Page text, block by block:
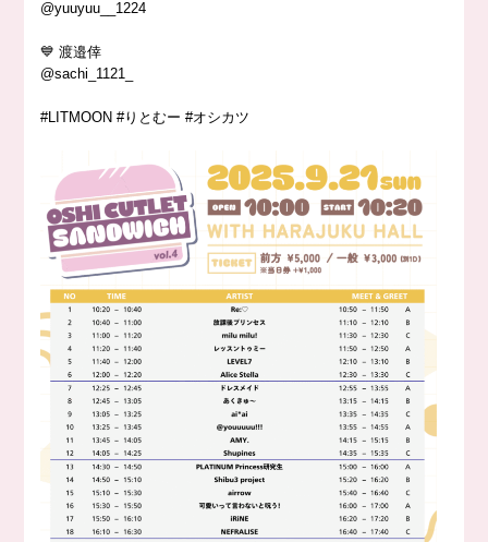
@yuuyuu__1224
💙 渡邉倖
@sachi_1121_
#LITMOON #りとむー #オシカツ